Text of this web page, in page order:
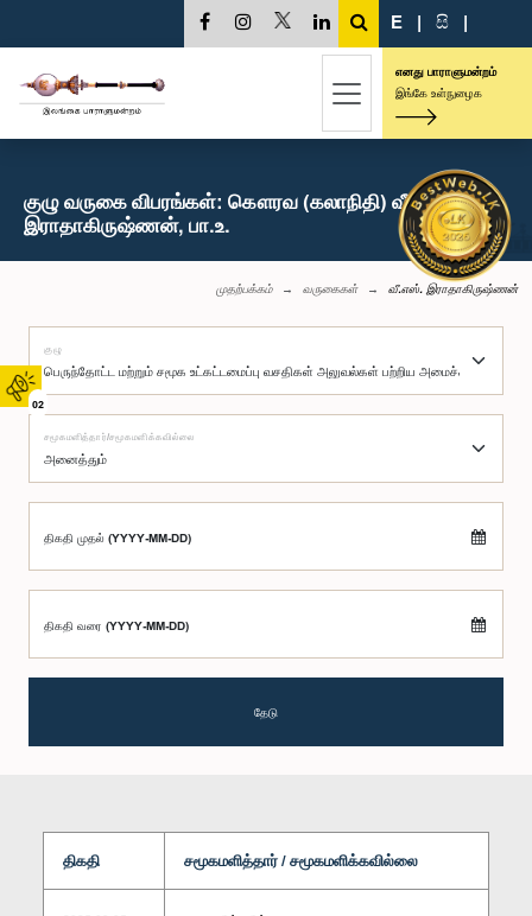
02
E | සි |
எனது பாராளுமன்றம்
இங்கே உள்நுழைக
குழு வருகை விபரங்கள்: கௌரவ (கலாநிதி) வீ.எஸ்.
இராதாகிருஷ்ணன், பா.உ.
முதற்பக்கம் வருகைகள் வீ.எஸ். இராதாகிருஷ்ணன்
குழு
சமூகமளித்தார்/சமூகமளிக்கவில்லை
திகதி முதல் (YYYY-MM-DD)
திகதி வரை (YYYY-MM-DD)
தேடு
திகதி சமூகமளித்தார் / சமூகமளிக்கவில்லை